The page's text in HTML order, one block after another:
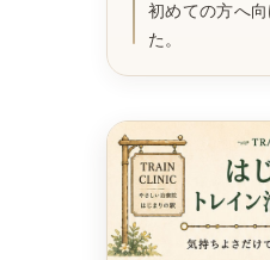
初めての方へ
た。